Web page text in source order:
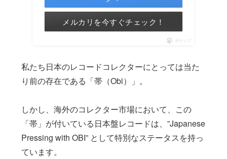
メルカリを今すぐチェック！
ポチップ
私たち日本のレコードコレクターにとっては当た
り前の存在である「帯（Obi）」。
しかし、海外のコレクター市場において、この
「帯」が付いている日本盤レコードは、”Japanese
Pressing with OBI” として特別なステータスを持っ
ています。